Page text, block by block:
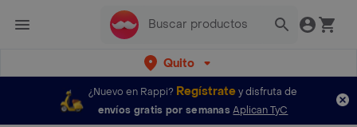
Quito
¿Nuevo en Rappi? Regístratey disfruta de
envíos gratis por semanas Aplican TyC